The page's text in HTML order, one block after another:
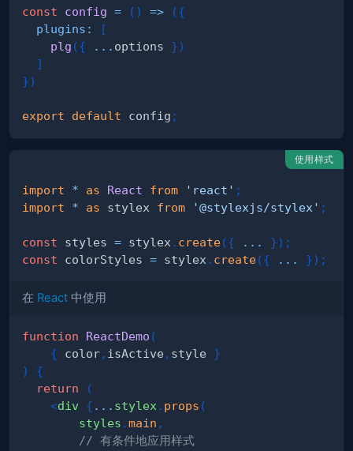
const config = ( ) => ({
plugins :
[
plg ({ ... options })
]
})
export default config ;
使用样式
import * as React from 'react' ;
import
* as stylex from '@stylexjs/stylex' ;
const styles = stylex . create({ ... }) ;
const colorStyles = stylex . create({ ... }) ;
在 React 中使用
function ReactDemo (
{ color, isActive , style }
)
{
return
(
<div { ... stylex . props (
        styles
.main ,
// 有条件地应用样式